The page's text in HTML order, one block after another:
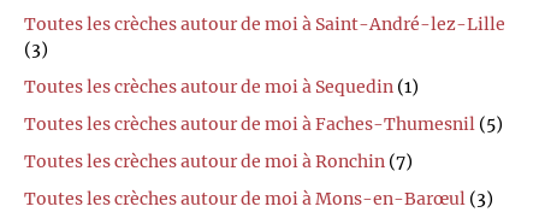
Toutes les crèches autour de moi à Saint-André-lez-Lille
(3)
Toutes les crèches autour de moi à Sequedin (1)
Toutes les crèches autour de moi à Faches-Thumesnil (5)
Toutes les crèches autour de moi à Ronchin (7)
Toutes les crèches autour de moi à Mons-en-Barœul (3)